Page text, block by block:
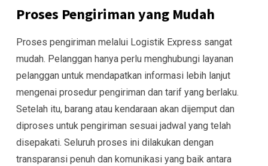
Proses Pengiriman yang Mudah
Proses pengiriman melalui Logistik Express sangat
mudah. Pelanggan hanya perlu menghubungi layanan
pelanggan untuk mendapatkan informasi lebih lanjut
mengenai prosedur pengiriman dan tarif yang berlaku.
Setelah itu, barang atau kendaraan akan dijemput dan
diproses untuk pengiriman sesuai jadwal yang telah
disepakati. Seluruh proses ini dilakukan dengan
transparansi penuh dan komunikasi yang baik antara